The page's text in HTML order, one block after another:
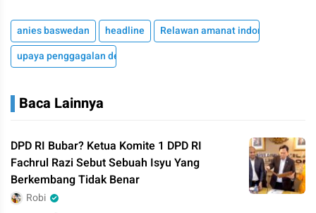
anies baswedan headline
Relawan amanat indonesia
upaya penggagalan deklarasi
Baca Lainnya
DPD RI Bubar? Ketua Komite 1 DPD RI
Fachrul Razi Sebut Sebuah Isyu Yang
Berkembang Tidak Benar
Robi